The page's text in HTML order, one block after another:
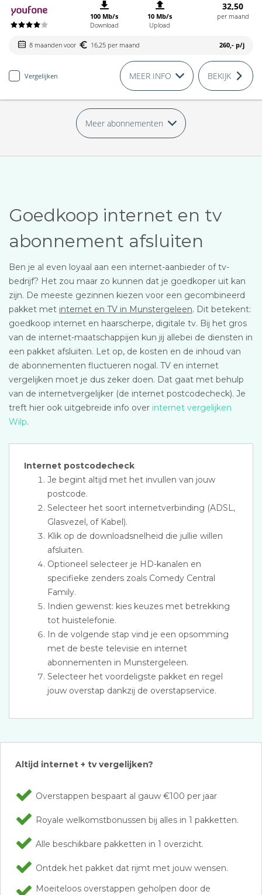
100 Mb/s
Download
10 Mb/s
Upload
32,50
per maand
8 maanden voor 16,25 per maand 260,- p/j
Vergelijken MEER INFO BEKIJK
Meer abonnementen
Goedkoop internet en tv
abonnement afsluiten
Ben je al even loyaal aan een internet-aanbieder of tv-
bedrijf? Het zou maar zo kunnen dat je goedkoper uit kan
zijn. De meeste gezinnen kiezen voor een gecombineerd
pakket met internet en TV in Munstergeleen. Dit betekent:
goedkoop internet en haarscherpe, digitale tv. Bij het gros
van de internet-maatschappijen kun jij allebei de diensten in
een pakket afsluiten. Let op, de kosten en de inhoud van
de abonnementen fluctueren nogal. TV en internet
vergelijken moet je dus zeker doen. Dat gaat met behulp
van de internetvergelijker (de internet postcodecheck). Je
treft hier ook uitgebreide info over internet vergelijken
Wilp.
Internet postcodecheck
Je begint altijd met het invullen van jouw
postcode.
Selecteer het soort internetverbinding (ADSL,
Glasvezel, of Kabel).
Klik op de downloadsnelheid die jullie willen
afsluiten.
Optioneel selecteer je HD-kanalen en
specifieke zenders zoals Comedy Central
Family.
Indien gewenst: kies keuzes met betrekking
tot huistelefonie.
In de volgende stap vind je een opsomming
met de beste televisie en internet
abonnementen in Munstergeleen.
Selecteer het voordeligste pakket en regel
jouw overstap dankzij de overstapservice.
Altijd internet + tv vergelijken?
Overstappen bespaart al gauw €100 per jaar
Royale welkomstbonussen bij alles in 1 pakketten.
Alle beschikbare pakketten in 1 overzicht.
Ontdek het pakket dat rijmt met jouw wensen.
Moeiteloos overstappen geholpen door de